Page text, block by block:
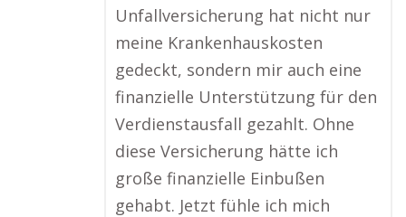
Unfallversicherung hat nicht nur
meine Krankenhauskosten
gedeckt, sondern mir auch eine
finanzielle Unterstützung für den
Verdienstausfall gezahlt. Ohne
diese Versicherung hätte ich
große finanzielle Einbußen
gehabt. Jetzt fühle ich mich